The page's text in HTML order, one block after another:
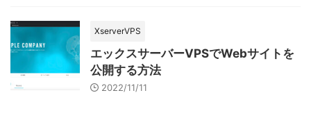
XserverVPS
エックスサーバーVPSでWebサイトを
公開する方法
2022/11/11